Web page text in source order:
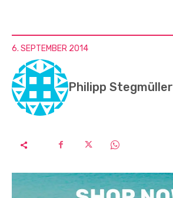
6. SEPTEMBER 2014
Philipp Stegmüller